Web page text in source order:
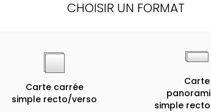
CHOISIR UN FORMAT
Carte carrée
simple recto/verso
Carte
simple